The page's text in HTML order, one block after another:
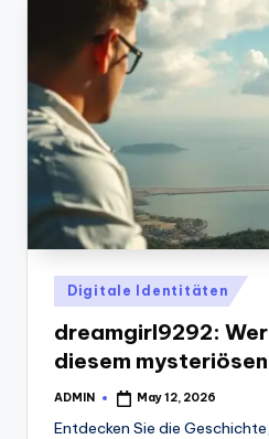
Posted
in
Digitale Identitäten
dreamgirl9292:
diesem
Posted
ADMIN May 12, 2026
Entdecken Sie die